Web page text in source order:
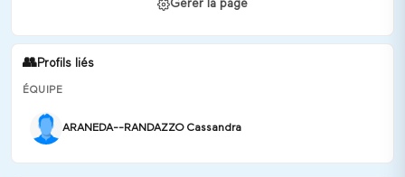
Gérer la page
👥Profils liés
ÉQUIPE
ARANEDA--RANDAZZO Cassandra